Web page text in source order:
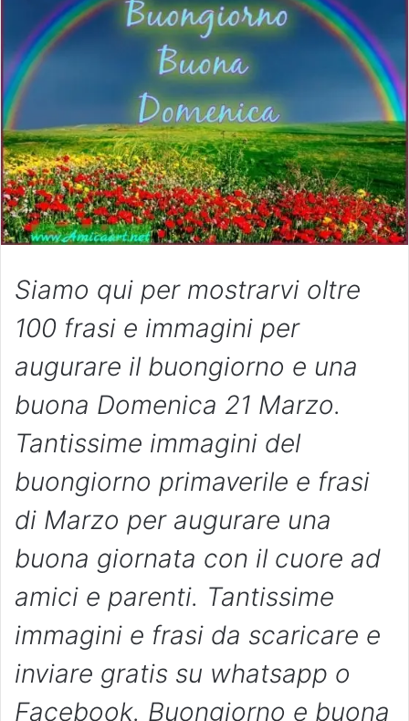
Siamo qui per mostrarvi oltre
100 frasi e immagini per
augurare il buongiorno e una
buona Domenica 21 Marzo.
Tantissime immagini del
buongiorno primaverile e frasi
di Marzo per augurare una
buona giornata con il cuore ad
amici e parenti. Tantissime
immagini e frasi da scaricare e
inviare gratis su whatsapp o
Facebook. Buongiorno e buona